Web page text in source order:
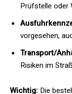
Prüfstelle oder
vorgesehen,
Transport/
Risiken im
Wichtig: Die